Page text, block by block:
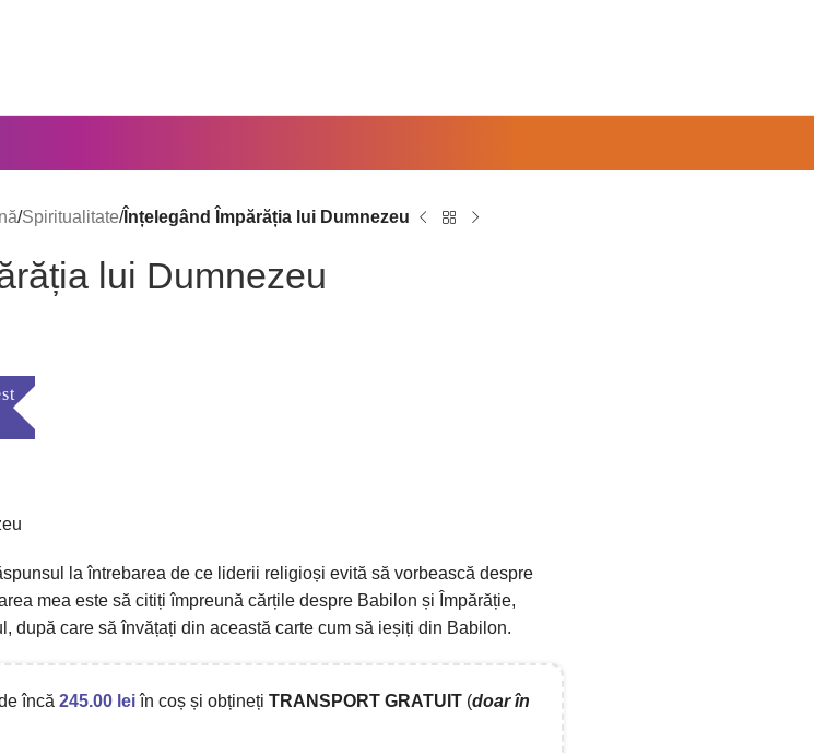
/Spiritualitate/Înțelegând Împărăția lui Dumnezeu
lui Dumnezeu
laîntrebarea de ce liderii religioși evită să vorbească despre
mea este să citiți împreună cărți le despre Babilon și Împărăție,
, după care să învățați din această carte cum să ieșiți din Babilon.
încă 245.00 leiîn coș și obțineți TRANSPORT GRATUIT(doar în